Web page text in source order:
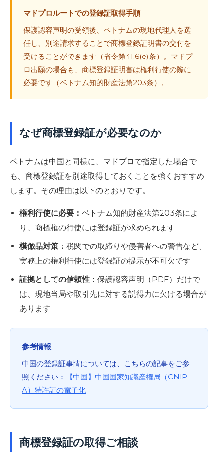
マドプロルートでの登録証取得手順
保護認容声明の受領後、ベトナムの現地代理人を選
任し、別途請求することで商標登録証明書の交付を
受けることができます（省令第41.6(e)条）。マドプ
ロ出願の場合も、商標登録証明書は権利行使の際に
必要です（ベトナム知的財産法第203条）。
なぜ商標登録証が必要なのか
ベトナムは中国と同様に、マドプロで指定した場合で
も、商標登録証を別途取得しておくことを強くおすすめ
します。その理由は以下のとおりです。
権利行使に必要： ベトナム知的財産法第203条によ
り、商標権の行使には登録証が求められます
模倣品対策： 税関での取締りや侵害者への警告など、
実務上の権利行使には登録証の提示が不可欠です
証拠としての信頼性： 保護認容声明（PDF）だけで
は、現地当局や取引先に対する説得力に欠ける場合が
あります
参考情報
中国の登録証事情については、こちらの記事をご参
照ください：
【中国】中国国家知識産権局（CNIP
A）特許証の電子化
商標登録証の取得ご相談